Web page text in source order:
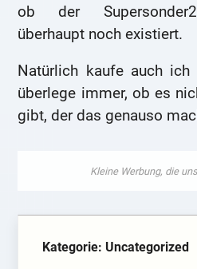
ob der
überhaupt noch existiert.
Natürlich kaufe auch
überlege immer, ob es
gibt, der das genauso
Kategorie: Uncategorized